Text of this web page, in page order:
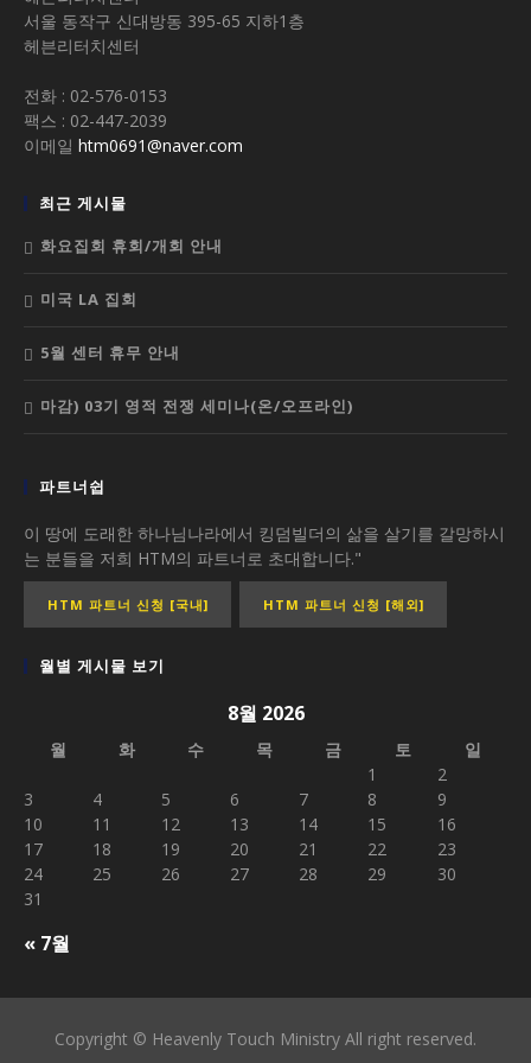
서울 동작구 신대방동 395-65 지하1층
헤븐리터치센터
전화 : 02-576-0153
팩스 : 02-447-2039
이메일 htm0691@naver.com
최근 게시물
화요집회 휴회/개회 안내
미국 LA 집회
5월 센터 휴무 안내
마감) 03기 영적 전쟁 세미나(온/오프라인)
파트너쉽
이 땅에 도래한 하나님나라에서 킹덤빌더의 삶을 살기를 갈망하시
는 분들을 저희 HTM의 파트너로 초대합니다."
HTM 파트너 신청 [국내] HTM 파트너 신청 [해외]
월별 게시물 보기
8월 2026
월 화 수 목 금 토 일
« 7월
1
2
3
4 5 6 7 8
9
10
11 12 13 14 15
16
17
18 19 20 21 22
23
24
25 26 27 28 29
30
31
Copyright © Heavenly Touch Ministry All right reserved.